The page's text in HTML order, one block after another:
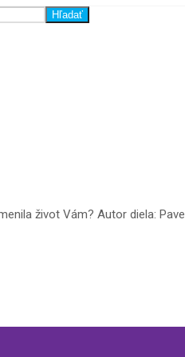
Hľadať
život Vám? Autor diela: